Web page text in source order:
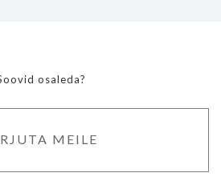
osaleda?
MEILE